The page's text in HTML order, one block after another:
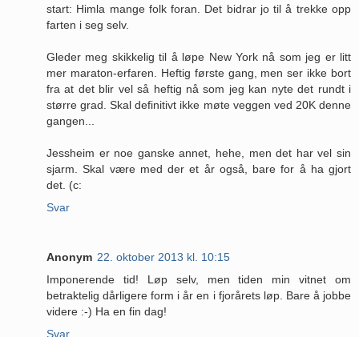
start: Himla mange folk foran. Det bidrar jo til å trekke opp
farten i seg selv.
Gleder meg skikkelig til å løpe New York nå som jeg er litt
mer maraton-erfaren. Heftig første gang, men ser ikke bort
fra at det blir vel så heftig nå som jeg kan nyte det rundt i
større grad. Skal definitivt ikke møte veggen ved 20K denne
gangen...
Jessheim er noe ganske annet, hehe, men det har vel sin
sjarm. Skal være med der et år også, bare for å ha gjort
det. (c:
Svar
Anonym 22. oktober 2013 kl. 10:15
Imponerende tid! Løp selv, men tiden min vitnet om
betraktelig dårligere form i år en i fjorårets løp. Bare å jobbe
videre :-) Ha en fin dag!
Svar